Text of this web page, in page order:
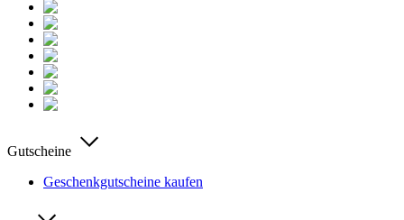
Gutscheine
Geschenkgutscheine kaufen